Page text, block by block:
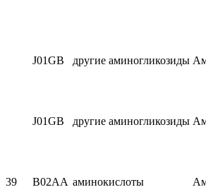
J01GB другие аминогликозиды
J01GB другие аминогликозиды
39 B02AA аминокислоты